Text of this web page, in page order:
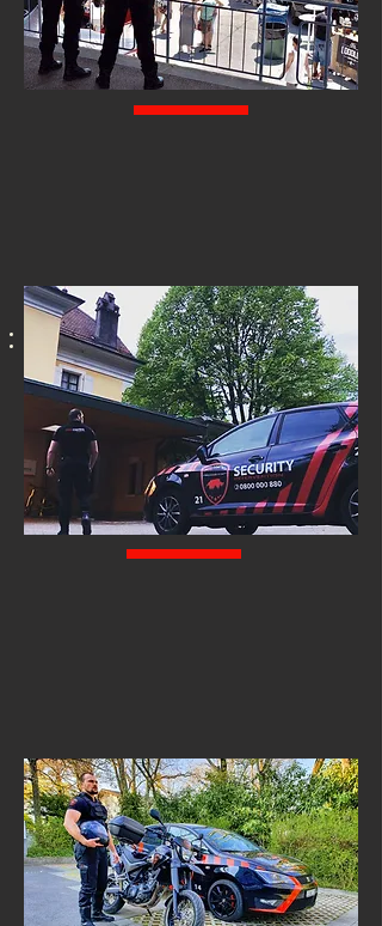
03
SURVEILLANCE GÉNÉRALE DE SITE
Surveiller et prévenir contre le vol et la malveillance sur site.
Effectuer des rondes de surveillance, traiter les anomalies en
application des consignes, utiliser des moyens techniques et des
systèmes de surveillance mis à disposition, assurer la gestion des
alarmes.
04
TRANSPORT DE MARCHANDISES DE VALEURS ET DE